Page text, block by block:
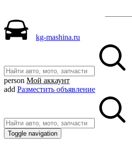
kg-mashina.ru
person Мой аккаунт
add Разместить объявление
Toggle navigation